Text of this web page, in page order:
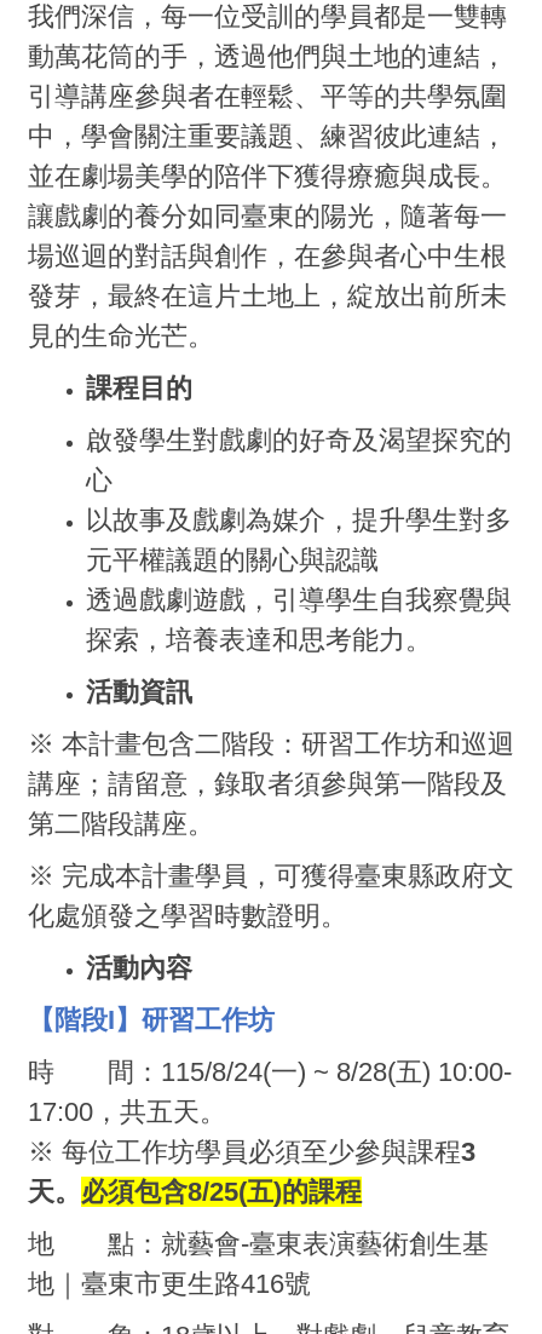
我們深信，每一位受訓的學員都是一雙轉
動萬花筒的手，透過他們與土地的連結，
引導講座參與者在輕鬆、平等的共學氛圍
中，學會關注重要議題、練習彼此連結，
並在劇場美學的陪伴下獲得療癒與成長。
讓戲劇的養分如同臺東的陽光，隨著每一
場巡迴的對話與創作，在參與者心中生根
發芽，最終在這片土地上，綻放出前所未
見的生命光芒。
課程目的
啟發學生對戲劇的好奇及渴望探究的
心
以故事及戲劇為媒介，提升學生對多
元平權議題的關心與認識
透過戲劇遊戲，引導學生自我察覺與
探索，培養表達和思考能力。
活動資訊
※ 本計畫包含二階段：研習工作坊和巡迴
講座；請留意，錄取者須參與第一階段及
第二階段講座。
※ 完成本計畫學員，可獲得臺東縣政府文
化處頒發之學習時數證明。
活動內容
【階段I】研習工作坊
時 間：115/8/24(一) ~ 8/28(五) 10:00-
17:00，共五天。
※ 每位工作坊學員必須至少參與課程3
天。 必須包含8/25(五)的課程
地 點：就藝會-臺東表演藝術創生基
地｜臺東市更生路416號